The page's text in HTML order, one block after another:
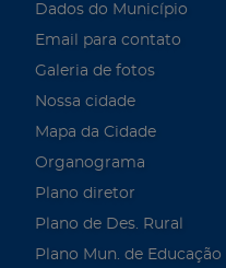
Dados do Município
Email para contato
Galeria de fotos
Nossa cidade
Mapa da Cidade
Organograma
Plano diretor
Plano de Des. Rural
Plano Mun. de Educação